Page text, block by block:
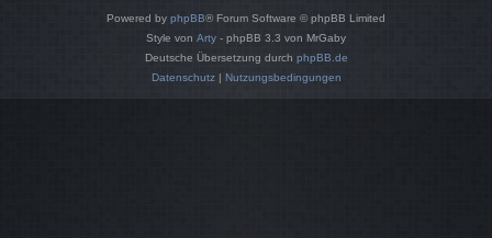
Powered by phpBB® Forum Software © phpBB Limited
Style von Arty - phpBB 3.3 von MrGaby
Deutsche Übersetzung durch phpBB.de
Datenschutz| Nutzungsbedingungen